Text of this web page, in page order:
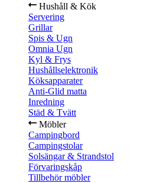
Hushåll & Kök
Servering
Grillar
Spis & Ugn
Omnia Ugn
Kyl & Frys
Hushållselektronik
Köksapparater
Anti-Glid matta
Inredning
Städ & Tvätt
Möbler
Campingbord
Campingstolar
Solsängar & Strandstol
Förvaringskåp
Tillbehör möbler